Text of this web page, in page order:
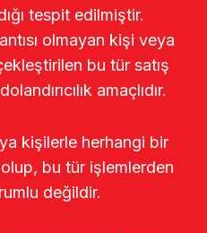
tespit edilmiştir.
olmayan kişi veya
bu tür satış
amaçlıdır.
kişilerle herhangi bir
bu tür işlemlerden
değildir.